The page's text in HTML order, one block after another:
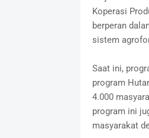
Koperasi
berperan
sistem
Saat ini,
program
4.000
program ini
masyarakat